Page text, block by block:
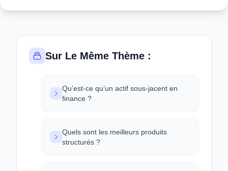
Sur Le Même Thème :
Qu’est-ce qu’un actif sous-jacent en
finance ?
Quels sont les meilleurs produits
structurés ?